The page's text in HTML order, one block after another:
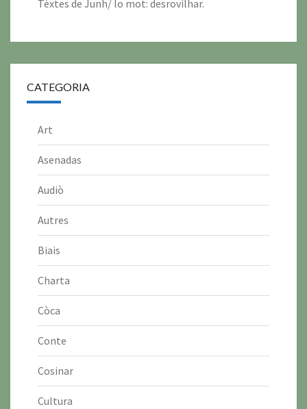
Tèxtes de Junh/ lo mot: desrovilhar.
CATEGORIA
Art
Asenadas
Audiò
Autres
Biais
Charta
Còca
Conte
Cosinar
Cultura